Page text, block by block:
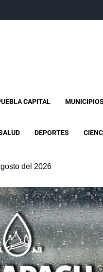
CAPITAL MUNICIPIOS
DEPORTES
del 2026